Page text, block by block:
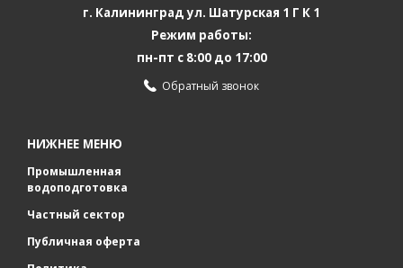
г. Калининград ул. Шатурская 1 Г К 1
Режим работы:
пн-пт с 8:00 до 17:00
Обратный звонок
НИЖНЕЕ МЕНЮ
Промышленная
водоподготовка
Частный сектор
Публичная оферта